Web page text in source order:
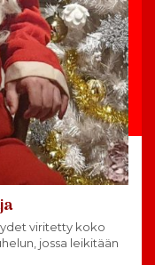
viritetty koko
jossa leikitään